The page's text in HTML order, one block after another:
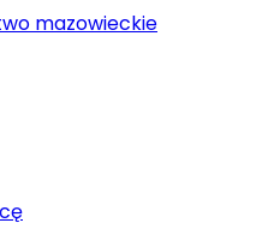
mazowieckie